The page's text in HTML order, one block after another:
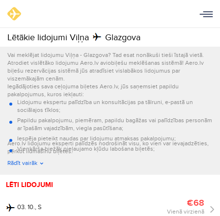
Lētākie lidojumi Viļņa Glazgova
Vai meklējat lidojumu Viļņa - Glazgova? Tad esat nonākuši tieši īstajā vietā.
Atrodiet vislētāko lidojumu Aero.lv aviobiļešu meklēšanas sistēmā! Aero.lv
biļešu rezervācijas sistēmā jūs atradīsiet vislabākos lidojumus par
viszemākajām cenām.
Iegādājoties sava ceļojuma biļetes Aero.lv, jūs saņemsiet papildu
pakalpojumus, kuros iekļauti:
Lidojumu ekspertu palīdzība un konsultācijas pa tālruni, e-pastā un
sociālajos tīklos;
Papildu pakalpojumu, piemēram, papildu bagāžas vai palīdzības personām
ar īpašām vajadzībām, viegla pasūtīšana;
Iespēja pieteikt naudas par lidojumu atmaksas pakalpojumu;
Vienkārša biežāk pieļaujamo kļūdu labošana biļetēs;
Informācijas par lidojumu nosūtīšana e-pastā un ar īsziņām.
Aero.lv lidojumu eksperti palīdzēs nodrošināt visu, ko vien var ievajadzēties,
pērkot lidmašīnu biļetes.
Rādīt vairāk
LĒTI LIDOJUMI
03. 10., S €68
Vienā virzienā